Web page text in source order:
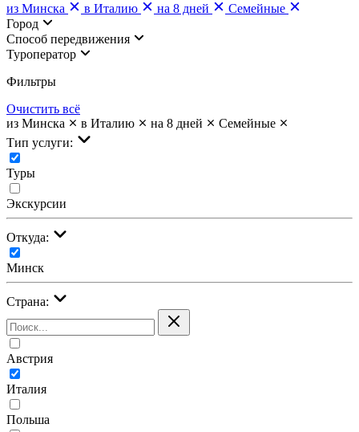
из Минска
в Италию на 8 дней
Семейные
Город
Cпособ передвижения
Туроператор
Фильтры
Очистить всё
из Минска
в Италию на 8 дней
Семейные
Тип услуги:
Туры
Экскурсии
Откуда:
Минск
Страна:
Австрия
Италия
Польша